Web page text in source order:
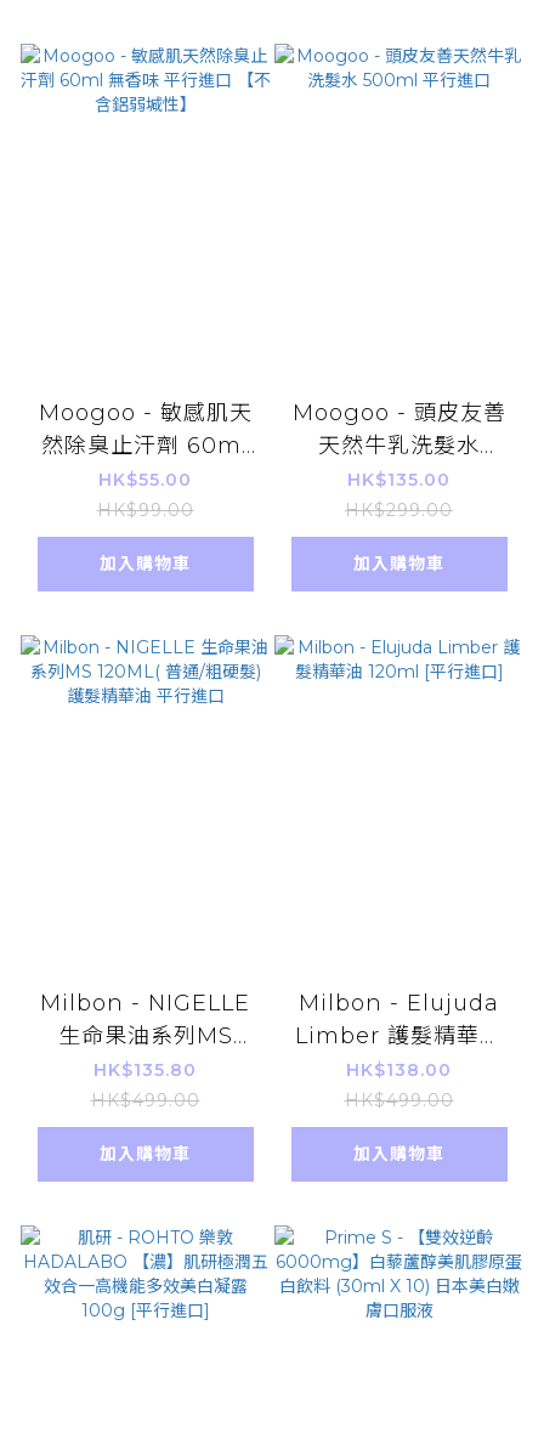
Moogoo - 敏感肌天
然除臭止汗劑 60ml
無香味 平行進口 【不
含鋁弱堿性】
HK$55.00
HK$99.00
加入購物車
Moogoo - 頭皮友善
天然牛乳洗髮水
500ml 平行進口
HK$135.00
HK$299.00
加入購物車
Milbon - NIGELLE
生命果油系列MS
120ML( 普通/粗硬髮)
護髮精華油 平行進口
HK$135.80
HK$499.00
加入購物車
Milbon - Elujuda
Limber 護髮精華油
120ml [平行進口]
HK$138.00
HK$499.00
加入購物車